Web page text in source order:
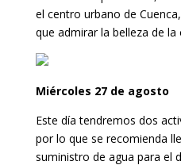
el centro urbano de
que admirar la belleza de la
Miércoles 27 de agosto
Este día tendremos dos
por lo que se recomienda
suministro de agua para el